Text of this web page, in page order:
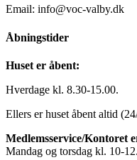
Email: info@voc-valby.dk
Åbningstider
Huset er åbent:
Hverdage kl. 8.30-15.00.
Ellers er huset åbent altid
Medlemsservice/Kontoret
Mandag og torsdag kl. 10-